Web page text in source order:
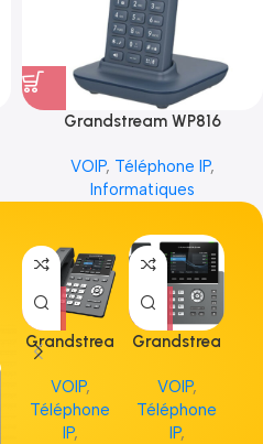
Grandstream WP816
VOIP, Téléphone IP,
Informatiques
Grandstrea
m GRP2613
VOIP,
Téléphone
IP,
Grandstrea
VOIP,
Téléphone
IP,